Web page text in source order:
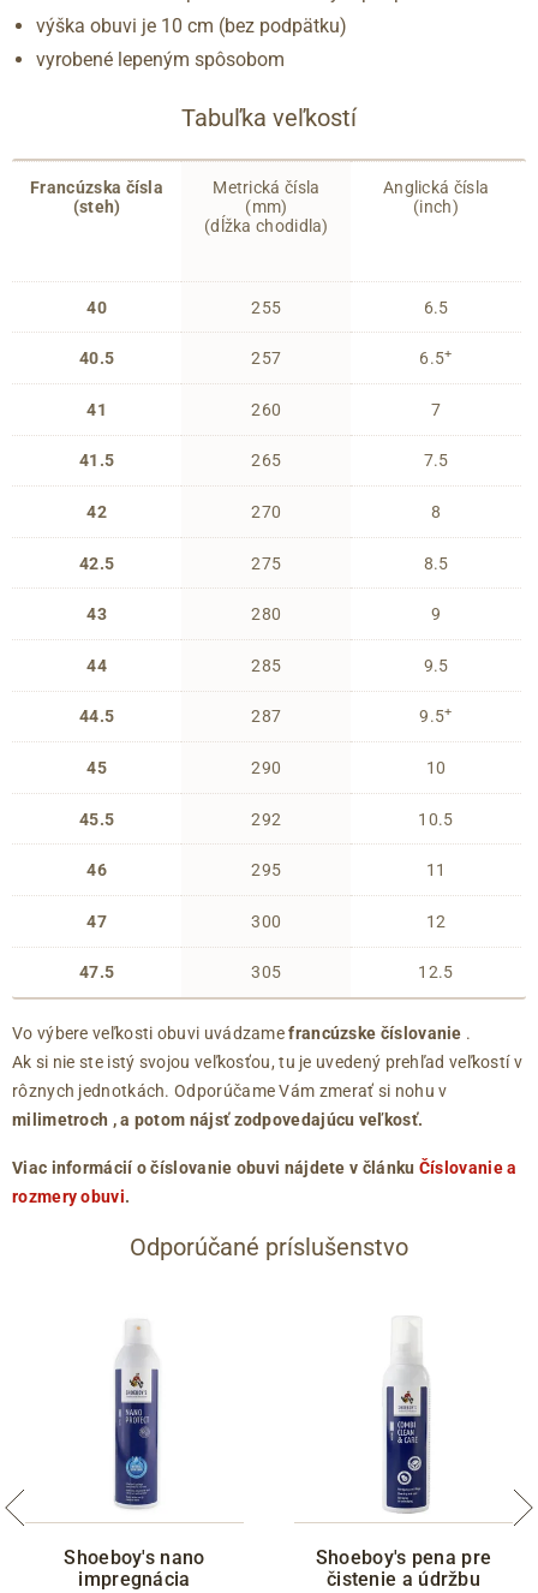
výška obuvi je 10 cm (bez podpätku)
vyrobené lepeným spôsobom
Tabuľka veľkostí
Francúzska čísla
(steh)
40
40.5
41
41.5
42
42.5
43
44
44.5
45
45.5
46
47
47.5
Metrická čísla
(mm)
(dĺžka chodidla)
255
257
260
265
270
275
280
285
287
290
292
295
300
305
Anglická čísla
(inch)
6.5
6.5+
7
7.5
8
8.5
9
9.5
9.5+
10
10.5
11
12
12.5
Vo výbere veľkosti obuvi uvádzamefrancúzske číslovanie .
Ak si nie ste istý svojou veľkosťou, tu je uvedený prehľad veľkostí v
rôznych jednotkách. Odporúčame Vám zmerať si nohu v
milimetroch , a potom nájsť zodpovedajúcu veľkosť.
Viac informácií o číslovanie obuvi nájdete v článku Číslovanie a
rozmery obuvi.
Odporúčané príslušenstvo
Shoeboy's nano
impregnácia
Shoeboy's pena pre
čistenie a údržbu